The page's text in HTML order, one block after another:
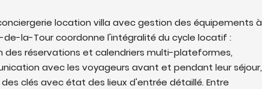
location villa avec gestion des équipements à
de-la-Tour coordonne l'intégralité du cycle locatif :
des réservations et calendriers multi-plateformes,
avec les voyageurs avant et pendant leur séjour,
clés avec état des lieux d'entrée détaillé. Entre